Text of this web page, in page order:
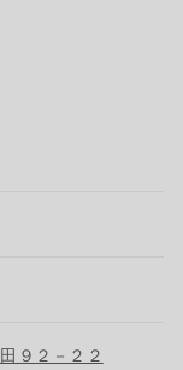
９２－２２